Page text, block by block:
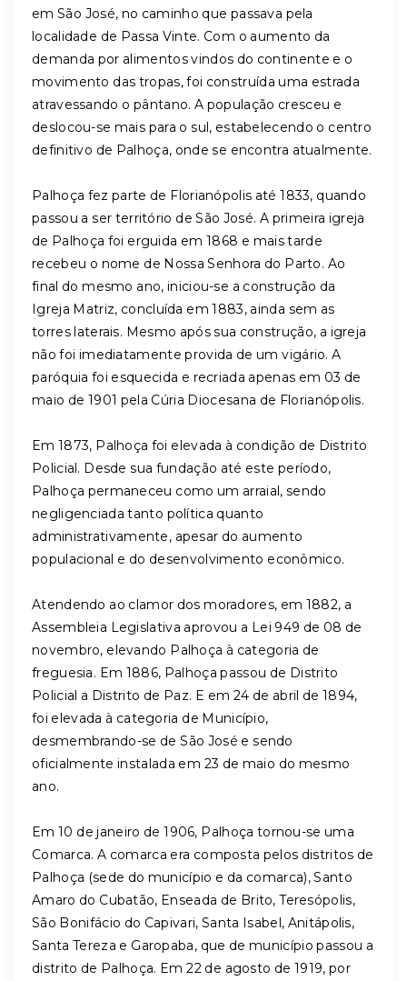
em São José, no caminho que passava pela
localidade de Passa Vinte. Com o aumento da
demanda por alimentos vindos do continente e o
movimento das tropas, foi construída uma estrada
atravessando o pântano. A população cresceu e
deslocou-se mais para o sul, estabelecendo o centro
definitivo de Palhoça, onde se encontra atualmente.
Palhoça fez parte de Florianópolis até 1833, quando
passou a ser território de São José. A primeira igreja
de Palhoça foi erguida em 1868 e mais tarde
recebeu o nome de Nossa Senhora do Parto. Ao
final do mesmo ano, iniciou-se a construção da
Igreja Matriz, concluída em 1883, ainda sem as
torres laterais. Mesmo após sua construção, a igreja
não foi imediatamente provida de um vigário. A
paróquia foi esquecida e recriada apenas em 03 de
maio de 1901 pela Cúria Diocesana de Florianópolis.
Em 1873, Palhoça foi elevada à condição de Distrito
Policial. Desde sua fundação até este período,
Palhoça permaneceu como um arraial, sendo
negligenciada tanto política quanto
administrativamente, apesar do aumento
populacional e do desenvolvimento econômico.
Atendendo ao clamor dos moradores, em 1882, a
Assembleia Legislativa aprovou a Lei 949 de 08 de
novembro, elevando Palhoça à categoria de
freguesia. Em 1886, Palhoça passou de Distrito
Policial a Distrito de Paz. E em 24 de abril de 1894,
foi elevada à categoria de Município,
desmembrando-se de São José e sendo
oficialmente instalada em 23 de maio do mesmo
ano.
Em 10 de janeiro de 1906, Palhoça tornou-se uma
Comarca. A comarca era composta pelos distritos de
Palhoça (sede do município e da comarca), Santo
Amaro do Cubatão, Enseada de Brito, Teresópolis,
São Bonifácio do Capivari, Santa Isabel, Anitápolis,
Santa Tereza e Garopaba, que de município passou a
distrito de Palhoça. Em 22 de agosto de 1919, por